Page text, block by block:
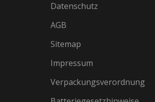
Datenschutz
AGB
Sitemap
Impressum
Verpackungsverordnung